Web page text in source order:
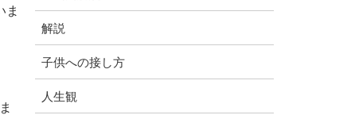
ま
解説
子供への接し方
人生観